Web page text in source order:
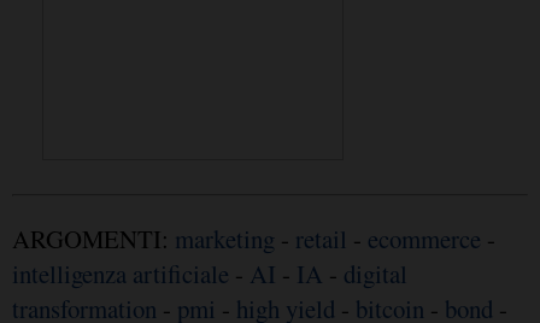
ARGOMENTI: marketing - retail - ecommerce -
intelligenza artificiale - AI - IA - digital
transformation - pmi - high yield - bitcoin - bond -